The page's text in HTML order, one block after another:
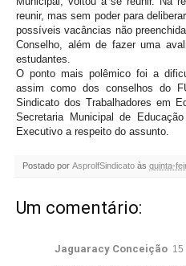
reunir, mas sem poder para
possíveis vacâncias não
Conselho, além de fazer uma
estudantes.
O ponto mais polêmico foi a
assim como dos conselhos do
Sindicato dos Trabalhadores em
Secretaria Municipal de
Executivo a respeito do assunto.
Postado por AsprolfSindicato às quinta-
Um comentário:
Jaguaracy Conceição 15